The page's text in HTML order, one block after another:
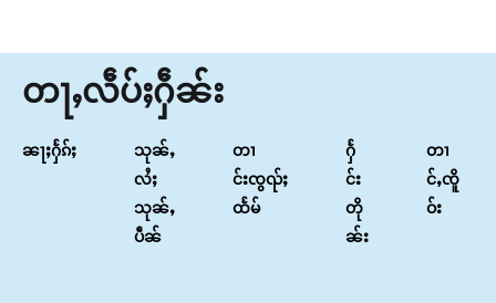
တႃႇလဵပ်ႈႁဵၼ်း
ၼႃႈႁႅၵ်ႈ
သုၼ်ႇ
လႆႈ
သုၼ်ႇ
ပဵၼ်
တၢ
င်းၸွၺ်ႈ
ထႅမ်
ႁႅ
င်း
တို
ၼ်း
တၢ
င်ႇၸိူ
ဝ်း